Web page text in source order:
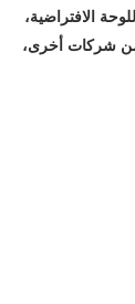
الافتراضية،
من شركات أخرى،